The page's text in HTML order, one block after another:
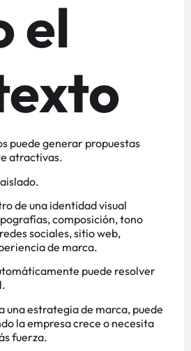
el
puede generar propuestas
atractivas.
de una identidad visual
composición, tono
sociales, sitio web,
de marca.
puede resolver
una estrategia de marca, puede
la empresa crece o necesita
fuerza.